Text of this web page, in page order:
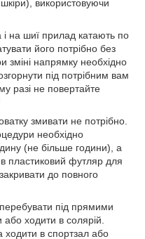
шкіри), використовуючи
і на шиї прилад катають по
його потрібно без
зміні напрямку необхідно
під потрібним вам
разі не повертайте
змивати не потрібно.
необхідно
(не більше години), а
пластиковий футляр для
до повного
під прямими
ходити в солярій.
в спортзал або